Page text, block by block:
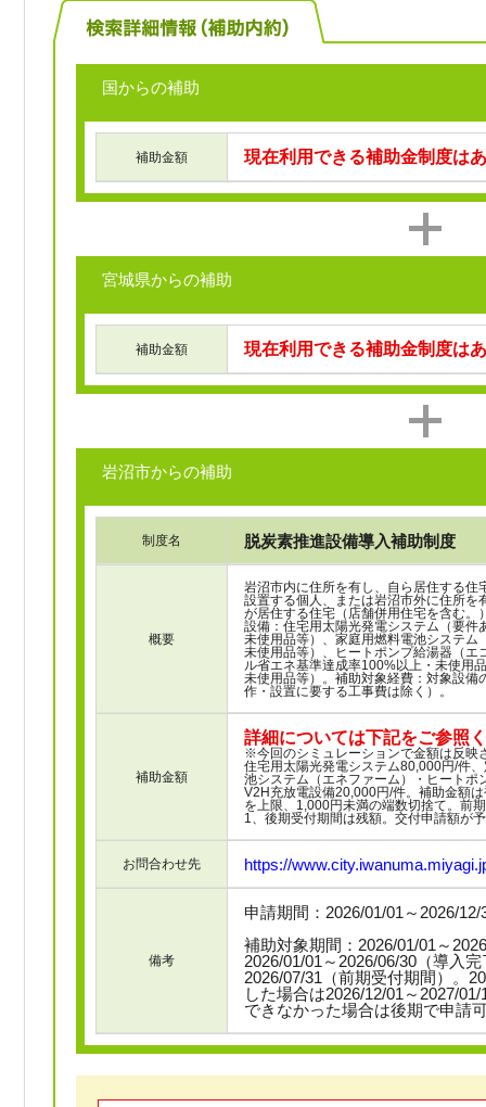
国からの補助
補助金額 現在利用できる補助金制度は
宮城県からの補助
補助金額 現在利用できる補助金制度は
岩沼市からの補助
制度名 脱炭素推進設備導入補助制度
概要
岩沼市内に住所を有し、自ら居住する
設置する個人、または岩沼市外に住所
が居住する住宅（店舗併用住宅を含む
設備：住宅用太陽光発電システム（要
未使用品等）、家庭用燃料電池システ
未使用品等）、ヒートポンプ給湯器（
ル省エネ基準達成率100%以上・未使用
未使用品等）。補助対象経費：対象設
作・設置に要する工事費は除く）。
補助金額
詳細については下記をご参照
※今回のシミュレーションで金額は反映
住宅用太陽光発電システム80,000円/件
池システム（エネファーム）・ヒート
V2H充放電設備20,000円/件。補助金額
を上限、1,000円未満の端数切捨て。前
1、後期受付期間は残額。交付申請額が
お問合わせ先 https://
備考
申請期間：2026/01/01～2026/12/
補助対象期間：2026/01/01～
2026/01/01～2026/06/30（導入
2026/07/31（前期受付期間）。
した場合は2026/12/01～2027/
できなかった場合は後期で申請